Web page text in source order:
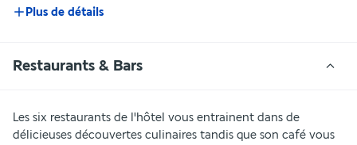
Plus de détails
Restaurants & Bars
Les six restaurants de l'hôtel vous entrainent dans de
délicieuses découvertes culinaires tandis que son café vous